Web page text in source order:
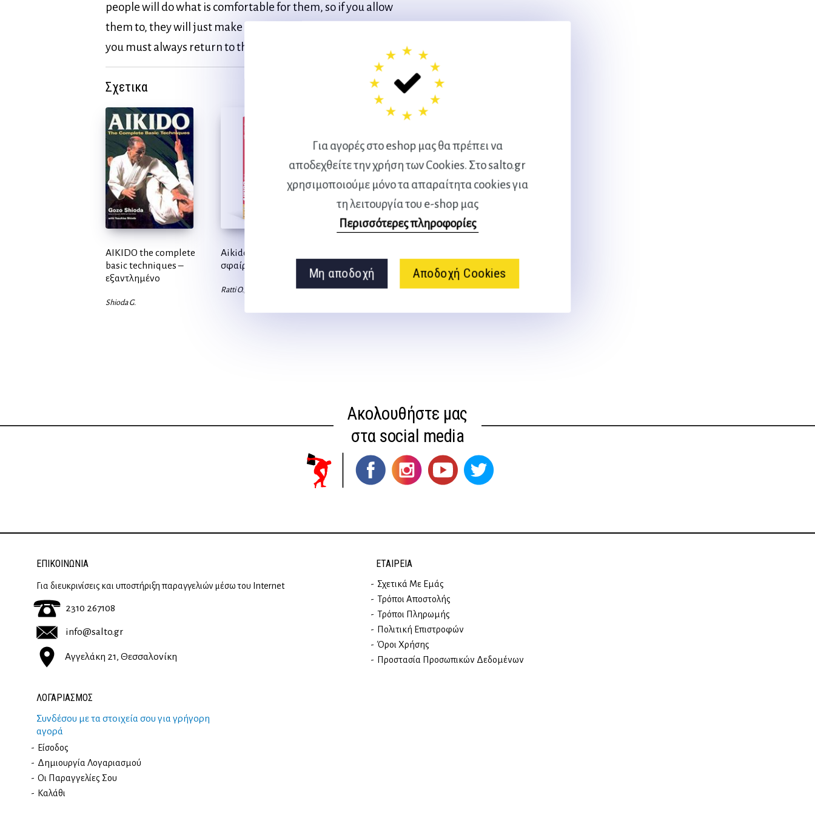
Για αγορές στο eshop μας θα πρέπει να
αποδεχθείτε την χρήση των Cookies. Στο salto.gr
χρησιμοποιούμε μόνο τα απαραίτητα cookies για
τη λειτουργία του e-shop μας
Περισσότερες πληροφορίες
Μη αποδοχή Αποδοχή Cookies
people will do what is comfortable for them, so if you allow
them to, they will just make it up for themselves. That is why,
you must always return to the basics. This is what is important.
Σχετικα
AIKIDO the complete
basic techniques –
εξαντλημένο
Shioda G.
Aikido και η δυναμική
σφαίρα
Ratti O., Westbrook A.
Ακολουθήστε μας
στα social media
ΕΠΙΚΟΙΝΩΝΊΑ
Για διευκρινίσεις και υποστήριξη παραγγελιών μέσω του Internet
2310 267108
info@salto.gr
Αγγελάκη 21, Θεσσαλονίκη
ΕΤΑΙΡΕΊΑ
Σχετικά Με Εμάς
Τρόποι Αποστολής
Τρόποι Πληρωμής
Πολιτική Επιστροφών
Όροι Χρήσης
Προστασία Προσωπικών Δεδομένων
ΛΟΓΑΡΙΑΣΜΟΣ
Συνδέσου με τα στοιχεία σου για γρήγορη
αγορά
Είσοδος
Δημιουργία Λογαριασμού
Οι Παραγγελίες Σου
Καλάθι